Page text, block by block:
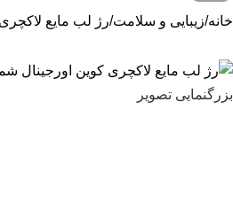
خانه زیبایی و سلامت رژ لب مایع لاکچری
بزرگنمایی تصویر